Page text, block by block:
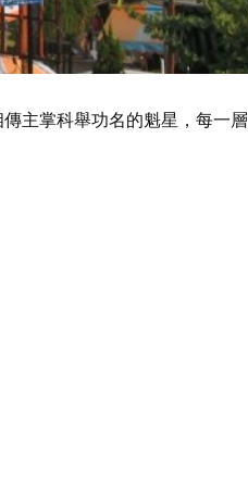
主掌科舉功名的魁星，每一層